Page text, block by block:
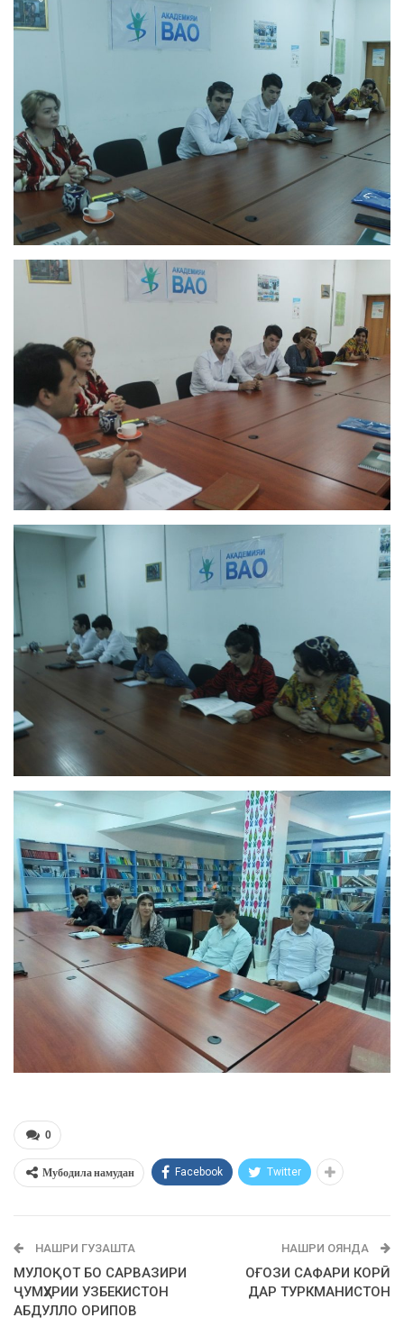
0
Мубодила намудан Facebook Twitter
НАШРИ ГУЗАШТА
МУЛОҚОТ БО САРВАЗИРИ
ҶУМҲУРИИ УЗБЕКИСТОН
АБДУЛЛО ОРИПОВ
НАШРИ ОЯНДА
ОҒОЗИ САФАРИ КОРӢ
ДАР ТУРКМАНИСТОН